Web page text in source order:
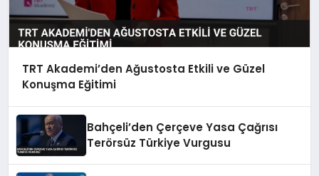
TRT Akademi’den Ağustosta Etkili ve Güzel
Konuşma Eğitimi
Bahçeli’den Çerçeve Yasa Çağrısı
Terörsüz Türkiye Vurgusu